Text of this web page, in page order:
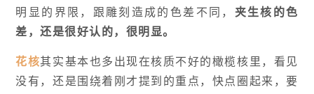
明显的界限，跟雕刻造成的色差不同， 夹生核的色
差，还是很好认的，很明显。
花核其实基本也多出现在核质不好的橄榄核里，看见
没有，还是围绕着刚才提到的重点，快点圈起来，要